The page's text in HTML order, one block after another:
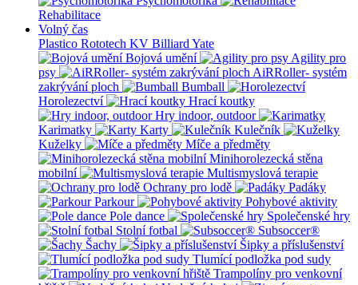
Rehabilitace
Volný čas
Plastico Rototech KV Billiard Yate
Bojová umění
Agility pro
psy
AiRRoller- systém
zakrývání ploch
Bumball
Horolezectví
Hrací koutky
Hry indoor, outdoor
Karimatky
Karty
Kulečník
Kuželky
Míče a předměty
Minihorolezecká stěna
mobilní
Multismyslová terapie
Ochrany pro lodě
Padáky
Parkour
Pohybové aktivity
Pole dance
Společenské hry
Stolní fotbal
Subsoccer®
Šachy
Šipky a příslušenství
Tlumící podložka pod sudy
Trampolíny pro venkovní